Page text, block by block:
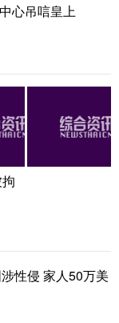
心吊唁皇上
性侵 家人50万美